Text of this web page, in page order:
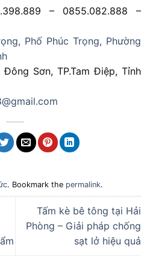
– 0855.082.888 –
Phố Phúc Trọng, Phường
Sơn, TP.Tam Điệp, Tỉnh
. Bookmark the permalink.
Tấm kè bê tông tại Hải
Phòng – Giải pháp chống
sạt lở hiệu quả